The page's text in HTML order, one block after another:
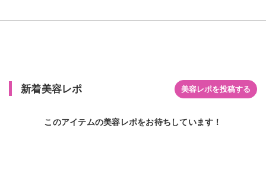
新着美容レポ 美容レポを投稿する
このアイテムの美容レポをお待ちしています！